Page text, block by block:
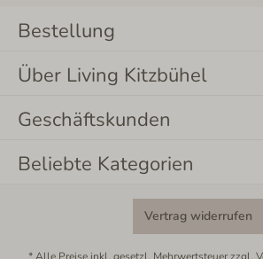
Bestellung
Über Living Kitzbühel
Geschäftskunden
Beliebte Kategorien
Vertrag widerrufen